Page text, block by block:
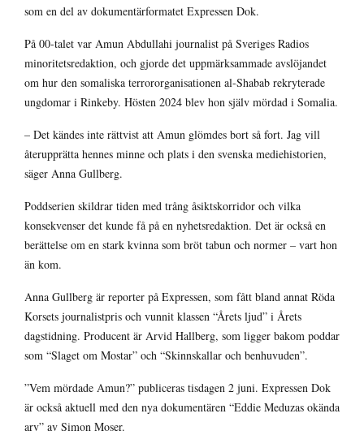
som en del av dokumentärformatet Expressen Dok.
På 00-talet var Amun Abdullahi journalist på Sveriges Radios
minoritetsredaktion, och gjorde det uppmärksammade avslöjandet
om hur den somaliska terrororganisationen al-Shabab rekryterade
ungdomar i Rinkeby. Hösten 2024 blev hon själv mördad i Somalia.
– Det kändes inte rättvist att Amun glömdes bort så fort. Jag vill
återupprätta hennes minne och plats i den svenska mediehistorien,
säger Anna Gullberg.
Poddserien skildrar tiden med trång åsiktskorridor och vilka
konsekvenser det kunde få på en nyhetsredaktion. Det är också en
berättelse om en stark kvinna som bröt tabun och normer – vart hon
än kom.
Anna Gullberg är reporter på Expressen, som fått bland annat Röda
Korsets journalistpris och vunnit klassen “Årets ljud” i Årets
dagstidning. Producent är Arvid Hallberg, som ligger bakom poddar
som “Slaget om Mostar” och “Skinnskallar och benhuvuden”.
”Vem mördade Amun?” publiceras tisdagen 2 juni. Expressen Dok
är också aktuell med den nya dokumentären “Eddie Meduzas okända
arv” av Simon Moser.